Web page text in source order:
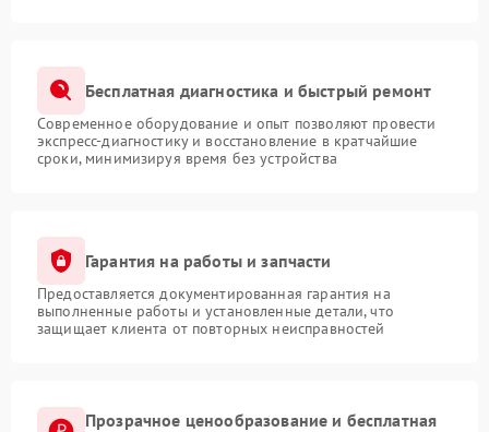
Бесплатная диагностика и быстрый ремонт
Современное оборудование и опыт позволяют провести
экспресс-диагностику и восстановление в кратчайшие
сроки, минимизируя время без устройства
Гарантия на работы и запчасти
Предоставляется документированная гарантия на
выполненные работы и установленные детали, что
защищает клиента от повторных неисправностей
Прозрачное ценообразование и бесплатная